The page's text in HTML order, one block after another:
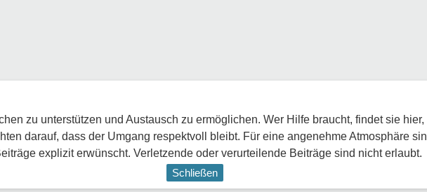
zu unterstützen und Austausch zu ermöglichen. Wer Hilfe braucht, findet sie
darauf, dass der Umgang respektvoll bleibt. Für eine angenehme Atmosphäre
explizit erwünscht. Verletzende oder verurteilende Beiträge sind nicht erlaubt.
Schließen